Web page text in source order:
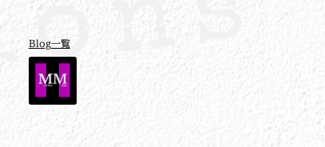
Blog一覧